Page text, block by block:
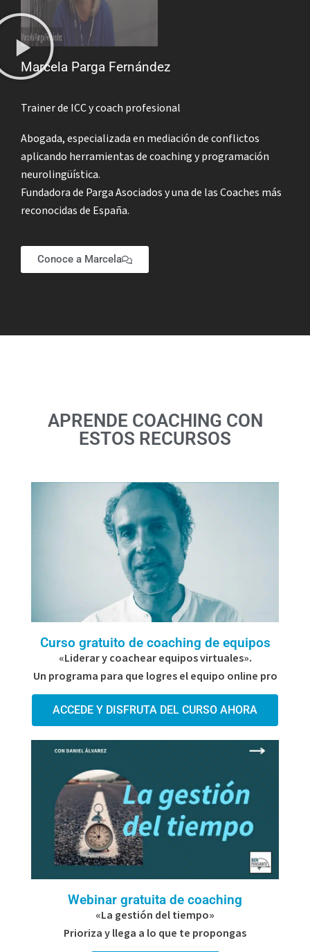
Marcela Parga Fernández
Trainer de ICC y coach profesional
Abogada, especializada en mediación de conflictos
aplicando herramientas de coaching y programación
neurolingüística.
Fundadora de Parga Asociados y una de las Coaches más
reconocidas de España.
Conoce a Marcela
APRENDE COACHING CON
ESTOS RECURSOS
Curso gratuito de coaching de equipos
«Liderar y coachear equipos virtuales».
Un programa para que logres el equipo online pro
ACCEDE Y DISFRUTA DEL CURSO AHORA
Webinar gratuita de coaching
«La gestión del tiempo»
Prioriza y llega a lo que te propongas